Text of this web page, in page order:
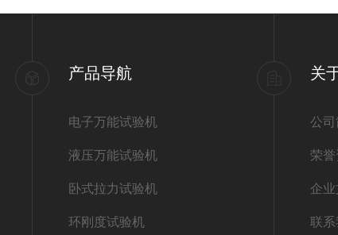
产品导航
电子万能试验机
液压万能试验机
卧式拉力试验机
环刚度试验机
关
公司
荣誉
企业
联系